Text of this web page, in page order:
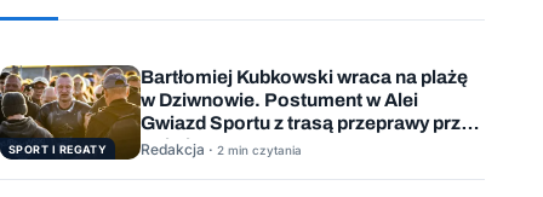
SPORT I REGATY
Bartłomiej Kubkowski wraca na plażę
w Dziwnowie. Postument w Alei
Gwiazd Sportu z trasą przeprawy przez
Bałtyk
Redakcja · 2 min czytania